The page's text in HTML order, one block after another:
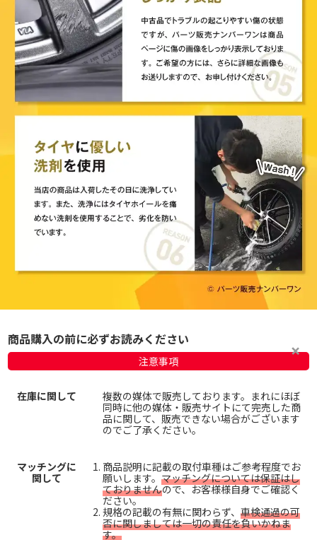
商品購入の前に必ずお読みください
注意事項
在庫に関して
複数の媒体で販売しております。まれにほぼ
同時に他の媒体・販売サイトにて完売した商
品に関して、販売できない場合がございます
のでご了承ください。
マッチングに
関して
商品説明に記載の取付車種はご参考程度でお
願いします。 マッチングについては保証はし
ておりませんので、お客様様自身でご確認く
ださい。
規格の記載の有無に関わらず、 車検通過の可
否に関しましては一切の責任を負いかねま
す。